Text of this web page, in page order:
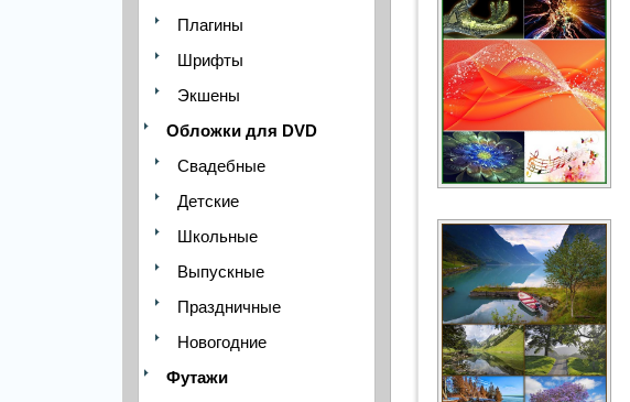
Плагины
Шрифты
Экшены
Обложки для DVD
Свадебные
Детские
Школьные
Выпускные
Праздничные
Новогодние
Футажи